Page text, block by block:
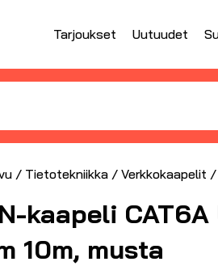
Tarjoukset Uutuudet
/ Tietotekniikka / Verkkokaapelit /
kaapeli
10m, musta